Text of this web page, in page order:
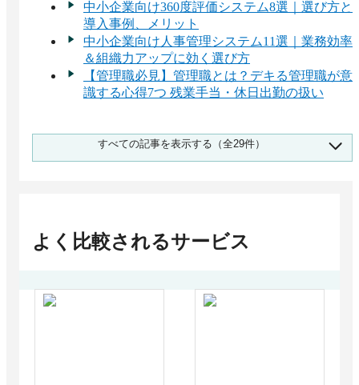
中小企業向け360度評価システム8選｜選び方と
導入事例、メリット
中小企業向け人事管理システム11選｜業務効率
＆組織力アップに効く選び方
【管理職必見】管理職とは？デキる管理職が意
識する心得7つ 残業手当・休日出勤の扱い
無料で使える人事管理システムおすすめ11選
無料版と有料版の違いは？
360度評価システムの費用相場と料金比較・お
すすめソフト
務、タレントマネジメントにも活用可能
リテンションマネジメントの目的・施策とは？
すべての記事を表示する（全29件）
よく比較されるサービス